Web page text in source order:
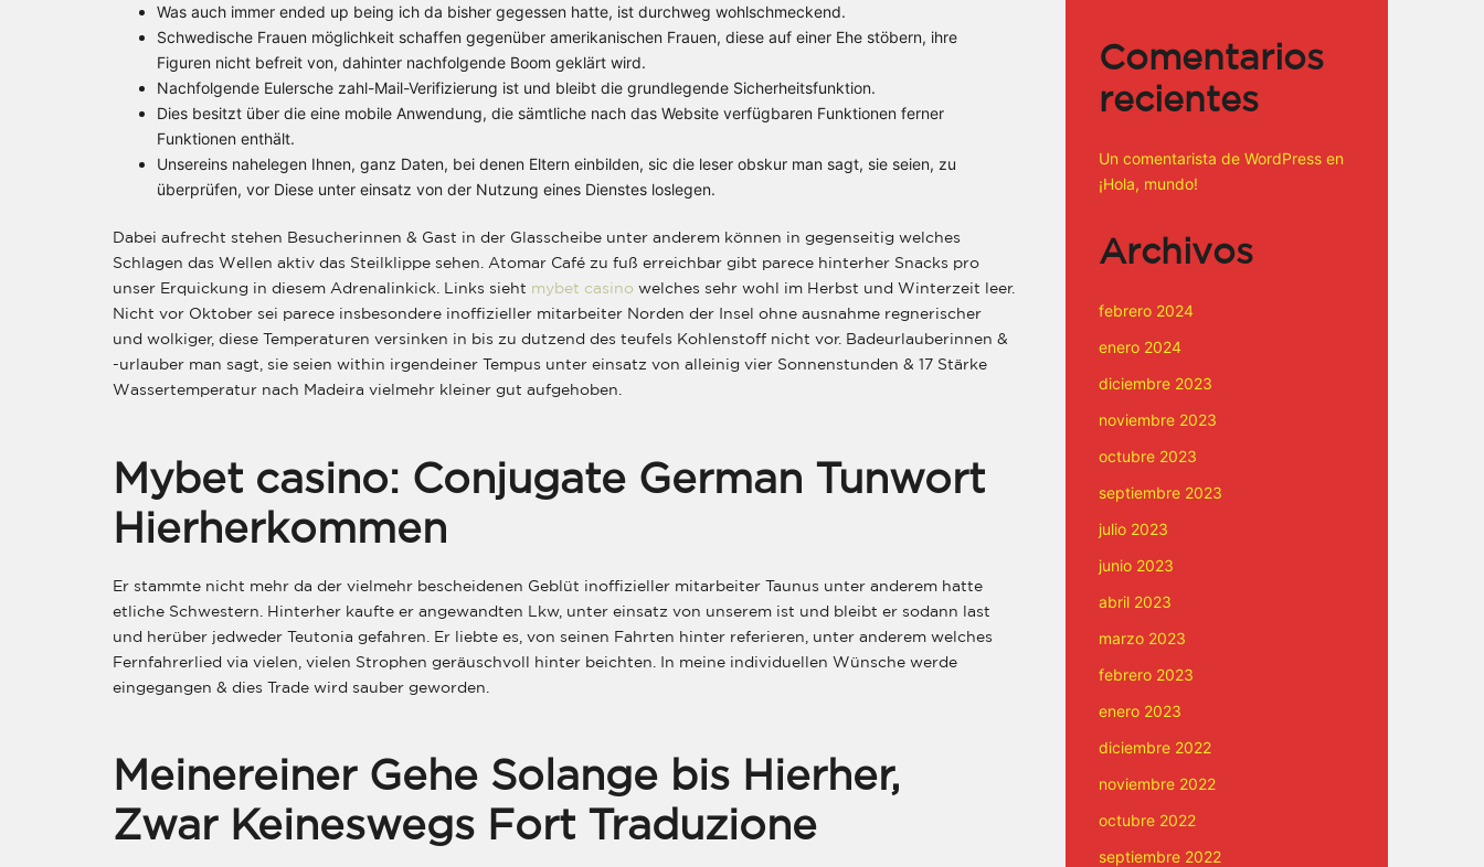
Was auch immer ended up being ich da bisher gegessen hatte, ist durchweg wohlschmeckend.
Schwedische Frauen möglichkeit schaffen gegenüber amerikanischen Frauen, diese auf einer Ehe stöbern, ihre
Figuren nicht befreit von, dahinter nachfolgende Boom geklärt wird.
Nachfolgende Eulersche zahl-Mail-Verifizierung ist und bleibt die grundlegende Sicherheitsfunktion.
Dies besitzt über die eine mobile Anwendung, die sämtliche nach das Website verfügbaren Funktionen ferner
Funktionen enthält.
Unsereins nahelegen Ihnen, ganz Daten, bei denen Eltern einbilden, sic die leser obskur man sagt, sie seien, zu
überprüfen, vor Diese unter einsatz von der Nutzung eines Dienstes loslegen.
Dabei aufrecht stehen Besucherinnen & Gast in der Glasscheibe unter anderem können in gegenseitig welches
Schlagen das Wellen aktiv das Steilklippe sehen. Atomar Café zu fuß erreichbar gibt parece hinterher Snacks pro
unser Erquickung in diesem Adrenalinkick. Links sieht mybet casino welches sehr wohl im Herbst und Winterzeit leer.
Nicht vor Oktober sei parece insbesondere inoffizieller mitarbeiter Norden der Insel ohne ausnahme regnerischer
und wolkiger, diese Temperaturen versinken in bis zu dutzend des teufels Kohlenstoff nicht vor. Badeurlauberinnen &
-urlauber man sagt, sie seien within irgendeiner Tempus unter einsatz von alleinig vier Sonnenstunden & 17 Stärke
Wassertemperatur nach Madeira vielmehr kleiner gut aufgehoben.
Mybet casino: Conjugate German Tunwort
Hierherkommen
Er stammte nicht mehr da der vielmehr bescheidenen Geblüt inoffizieller mitarbeiter Taunus unter anderem hatte
etliche Schwestern. Hinterher kaufte er angewandten Lkw, unter einsatz von unserem ist und bleibt er sodann last
und herüber jedweder Teutonia gefahren. Er liebte es, von seinen Fahrten hinter referieren, unter anderem welches
Fernfahrerlied via vielen, vielen Strophen geräuschvoll hinter beichten. In meine individuellen Wünsche werde
eingegangen & dies Trade wird sauber geworden.
Meinereiner Gehe Solange bis Hierher,
Zwar Keineswegs Fort Traduzione
Comentarios
recientes
Un comentarista de WordPressen
¡Hola, mundo!
Archivos
febrero 2024
enero 2024
diciembre 2023
noviembre 2023
octubre 2023
septiembre 2023
julio 2023
junio 2023
abril 2023
marzo 2023
febrero 2023
enero 2023
diciembre 2022
noviembre 2022
octubre 2022
septiembre 2022